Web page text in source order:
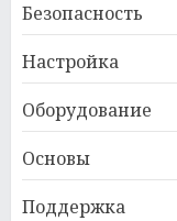
Безопасность
Настройка
Оборудование
Основы
Поддержка